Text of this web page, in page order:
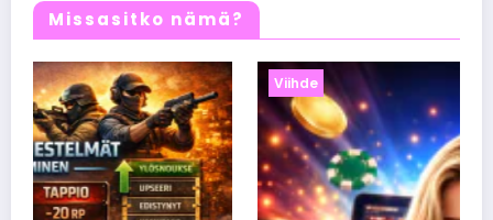
Missasitko nämä?
Viihde